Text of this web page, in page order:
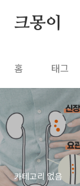
크몽이
홈 태그
카테고리 없음